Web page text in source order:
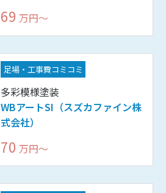
69 万円〜
足場・工事費コミコミ
多彩模様塗装
WBアートSI（スズカファイン株
式会社）
70 万円〜